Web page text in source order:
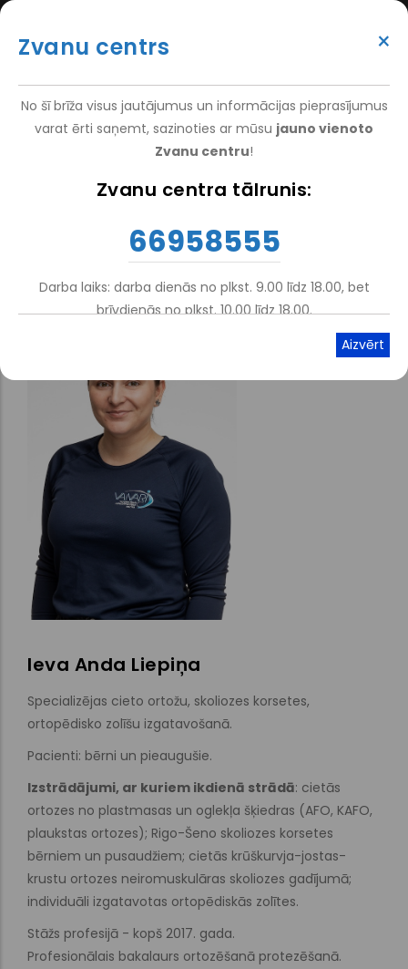
Pārlekt
galveno
MENU
VAKANCES
DARBINIEKIEM
Atpakaļceļš
Vaivaru Ortozēšanas Un Protezēšanas Centrs
Tehniskais Ortopēds
Ieva Anda Liepiņa
Specializējas cieto ortožu, skoliozes korsetes,
ortopēdisko zolīšu izgatavošanā.
Pacienti: bērni un pieaugušie.
Izstrādājumi, ar kuriem ikdienā strādā: cietās
ortozes no plastmasas un oglekļa šķiedras (AFO, KAFO,
plaukstas ortozes); Rigo-Šeno skoliozes korsetes
bērniem un pusaudžiem; cietās krūškurvja-jostas-
krustu ortozes neiromuskulāras skoliozes gadījumā;
individuāli izgatavotas ortopēdiskās zolītes.
Stāžs profesijā - kopš 2017. gada.
Profesionālais bakalaurs ortozēšanā protezēšanā.
×
Zvanu centrs
No šī brīža visus jautājumus un informācijas pieprasījumus
varat ērti saņemt, sazinoties ar mūsu jauno vienoto
Zvanu centru!
Zvanu centra tālrunis:
66958555
Darba laiks: darba dienās no plkst. 9.00 līdz 18.00, bet
brīvdienās no plkst. 10.00 līdz 18.00.